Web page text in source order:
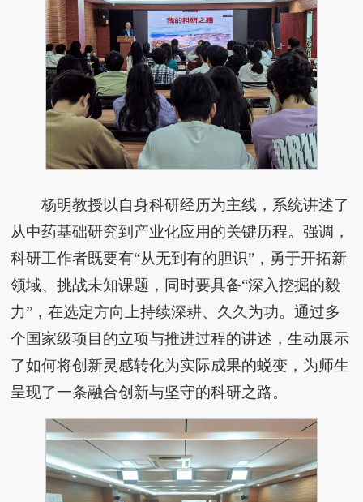
杨明教授以自身科研经历为主线，系统讲述了
从中药基础研究到产业化应用的关键历程。强调，
科研工作者既要有“从无到有的胆识”，勇于开拓新
领域、挑战未知课题，同时要具备“深入挖掘的毅
力”，在选定方向上持续深耕、久久为功。通过多
个国家级项目的立项与推进过程的讲述，生动展示
了如何将创新灵感转化为实际成果的蜕变，为师生
呈现了一条融合创新与坚守的科研之路。